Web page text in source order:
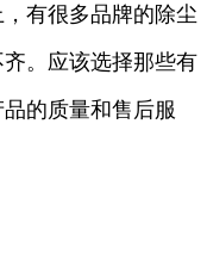
有很多品牌的除尘
。应该选择那些有
的质量和售后服